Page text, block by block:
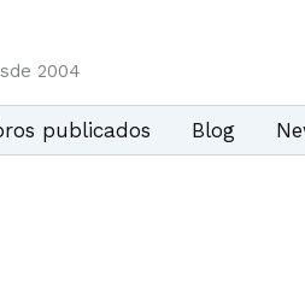
2004
publicados Blog